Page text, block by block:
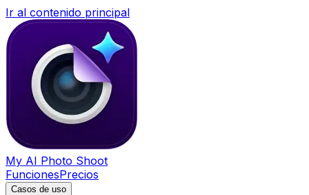
Ir al contenido principal
My AI Photo Shoot
FuncionesPrecios
Casos de uso